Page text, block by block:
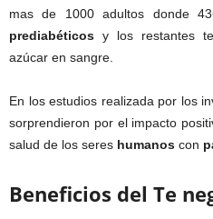
mas de 1000 adultos donde
prediabéticos y los restantes
azúcar en sangre.
En los estudios realizada por los
sorprendieron por el impacto
salud de los seres humanos con
Beneficios del Te